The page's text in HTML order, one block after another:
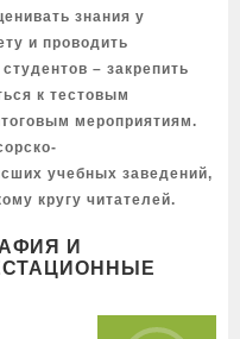
знания у
и проводить
– закрепить
к тестовым
мероприятиям.
учебных заведений,
кругу читателей.
И